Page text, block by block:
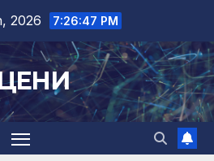
2026 7:26:47 PM